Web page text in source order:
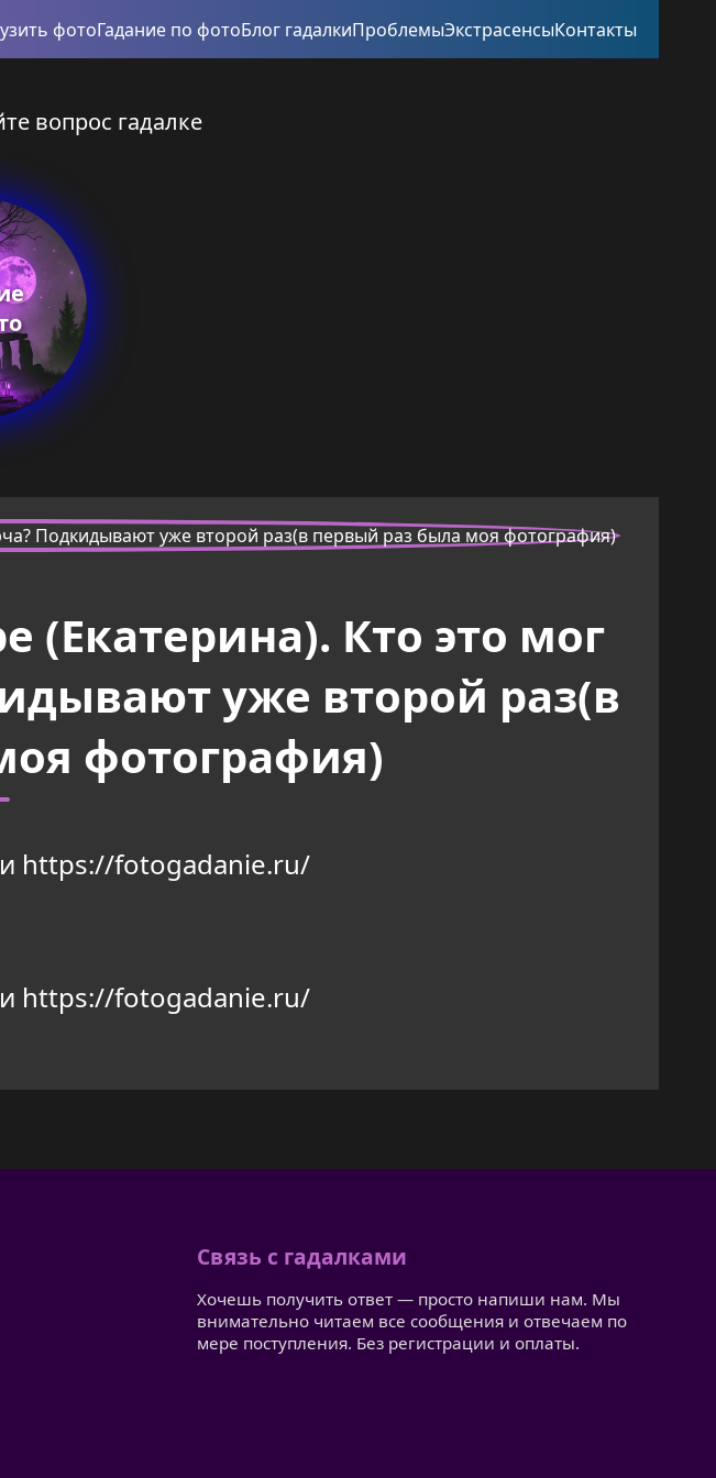
фотоГадание по фотоБлог гадалкиПроблемыЭкстрасенсыКонтакты
вопрос гадалке
(Екатерина). Кто это мог
уже второй раз(в
фотография)
https://fotogadanie.ru/
https://fotogadanie.ru/
Связь с гадалками
Хочешь получить ответ — просто напиши нам. Мы
внимательно читаем все сообщения и отвечаем по
мере поступления. Без регистрации и оплаты.